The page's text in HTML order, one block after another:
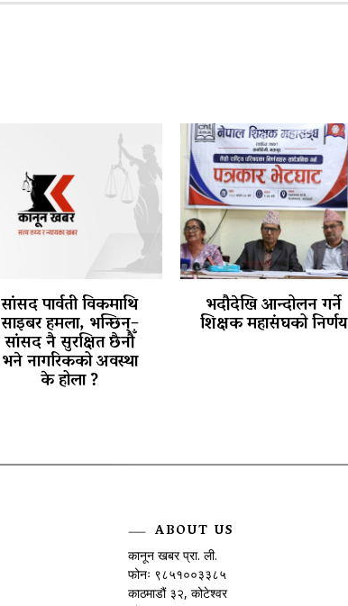
सांसद पार्वती विकमाथि
साइबर हमला, भन्छिन्–
सांसद नै सुरक्षित छैनौँ
भने नागरिकको अवस्था
के होला ?
भदौदेखि आन्दोलन गर्ने
शिक्षक महासंघको निर्णय
ABOUT US
कानून खबर प्रा. ली.
फोनः ९८५१००३३८५
काठमाडौं ३२, कोटेश्वर